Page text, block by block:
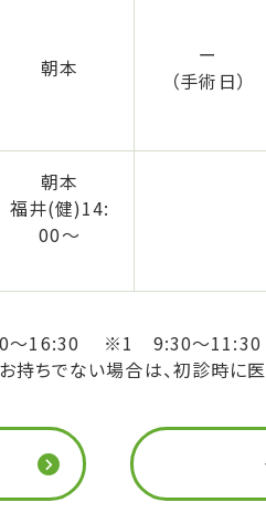
朝本
ー
（手術日）
朝本
福井(健)14:
00～
～16:30 ※1 9:30～11:30
持ちでない場合は、初診時